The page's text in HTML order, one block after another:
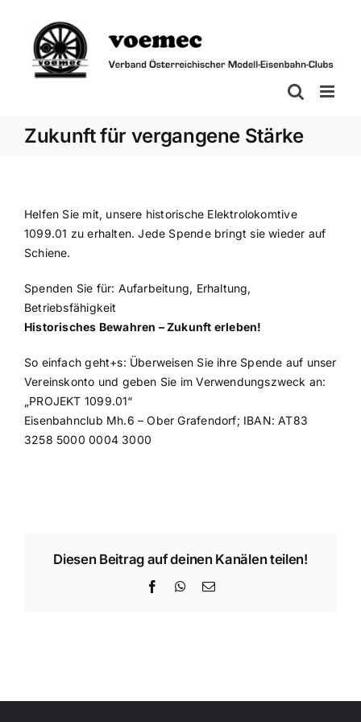
springen
Zukunft für vergangene Stärke
Helfen Sie mit, unsere historische Elektrolokomtive
1099.01 zu erhalten. Jede Spende bringt sie wieder auf
Schiene.
Spenden Sie für: Aufarbeitung, Erhaltung,
Betriebsfähigkeit
Historisches Bewahren – Zukunft erleben!
So einfach geht+s: Überweisen Sie ihre Spende auf unser
Vereinskonto und geben Sie im Verwendungszweck an:
„PROJEKT 1099.01“
Eisenbahnclub Mh.6 – Ober Grafendorf; IBAN: AT83
3258 5000 0004 3000
Diesen Beitrag auf deinen Kanälen teilen!
FacebookWhatsApp
E-